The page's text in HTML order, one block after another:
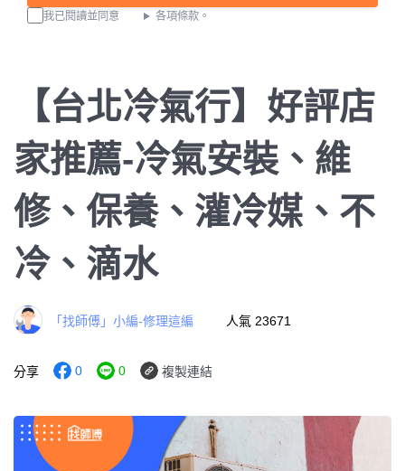
我已閱讀並同意 各項條款。
【台北冷氣行】好評店
家推薦-冷氣安裝、維
修、保養、灌冷媒、不
冷、滴水
「找師傅」小編-修理這編 人氣 23671
分享 0 0 複製連結